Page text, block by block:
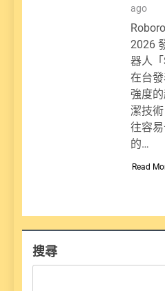
ago
2026
器人「
在台
強度
潔技
往容
的…
Read
搜尋